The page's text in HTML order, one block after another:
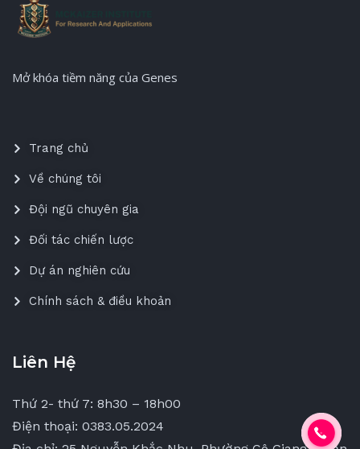
Mở khóa tiềm năng của Genes
Trang chủ
Về chúng tôi
Đội ngũ chuyên gia
Đối tác chiến lược
Dự án nghiên cứu
Chính sách & điều khoản
Liên Hệ
Thứ 2- thứ 7: 8h30 – 18h00
Điện thoại: 0383.05.2024